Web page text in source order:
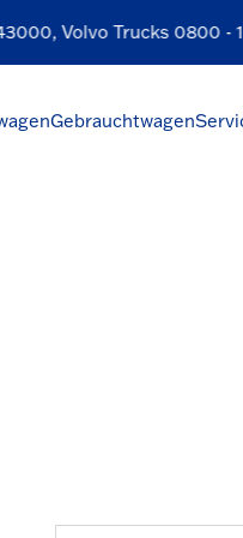
, Volvo Trucks0800 -
Gebrauchtwagen